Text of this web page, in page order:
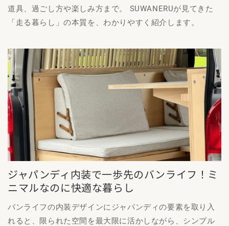
道具、過ごし方や楽しみ方まで。 SUWANERUが見てきた
「走る暮らし」の本質を、わかりやすく紹介します。
ジャパンディ内装で一歩先のバンライフ！ミ
ニマルなのに快適な暮らし
バンライフの内装デザインにジャパンディの要素を取り入
れると、限られた空間を最大限に活かしながら、シンプル